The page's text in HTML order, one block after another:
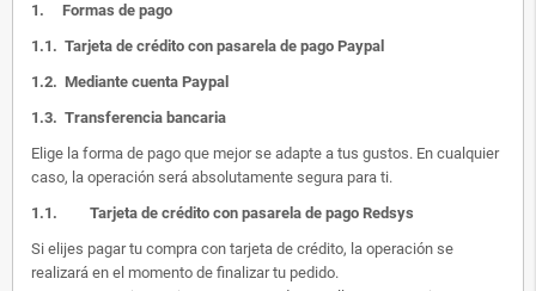
1. Formas de pago
1.1. Tarjeta de crédito con pasarela de pago Paypal
1.2. Mediante cuenta Paypal
1.3. Transferencia bancaria
Elige la forma de pago que mejor se adapte a tus gustos. En cualquier
caso, la operación será absolutamente segura para ti.
1.1. Tarjeta de crédito con pasarela de pago Redsys
Si elijes pagar tu compra con tarjeta de crédito, la operación se
realizará en el momento de finalizar tu pedido.